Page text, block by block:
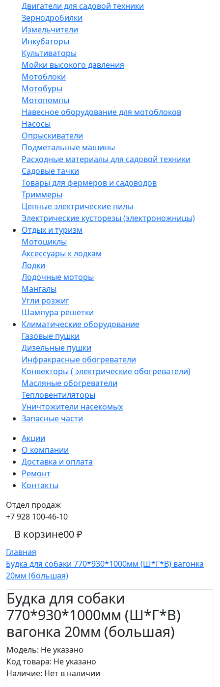
Двигатели для садовой техники
Зернодробилки
Измельчители
Инкубаторы
Культиваторы
Мойки высокого давления
Мотоблоки
Мотобуры
Мотопомпы
Навесное оборудование для мотоблоков
Насосы
Опрыскиватели
Подметальные машины
Расходные материалы для садовой техники
Садовые тачки
Товары для фермеров и садоводов
Триммеры
Цепные электрические пилы
Электрические кусторезы (электроножницы)
Отдых и туризм
Мотоциклы
Аксессуары к лодкам
Лодки
Лодочные моторы
Мангалы
Угли розжиг
Шампура решетки
Климатические оборудование
Газовые пушки
Дизельные пушки
Инфракрасные обогреватели
Конвекторы ( электрические обогреватели)
Масляные обогреватели
Тепловентиляторы
Уничтожители насекомых
Запасные части
Акции
О компании
Доставка и оплата
Ремонт
Контакты
Отдел продаж
+7 928 100-46-10
В корзине00 ₽
Главная
Будка для собаки 770*930*1000мм (Ш*Г*В) вагонка
20мм (большая)
Будка для собаки
770*930*1000мм (Ш*Г*В)
вагонка 20мм (большая)
Модель: Не указано
Код товара: Не указано
Наличие: Нет в наличии